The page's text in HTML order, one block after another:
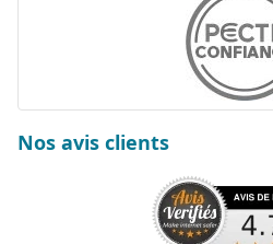
Nos avis clients